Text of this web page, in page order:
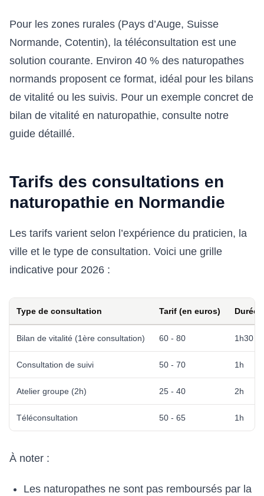
Pour les zones rurales (Pays d’Auge, Suisse
Normande, Cotentin), la téléconsultation est une
solution courante. Environ 40 % des naturopathes
normands proposent ce format, idéal pour les bilans
de vitalité ou les suivis. Pour un exemple concret de
bilan de vitalité en naturopathie, consulte notre
guide détaillé.
Tarifs des consultations en
naturopathie en Normandie
Les tarifs varient selon l’expérience du praticien, la
ville et le type de consultation. Voici une grille
indicative pour 2026 :
Type de consultation Tarif (en euros) Durée
Bilan de vitalité (1ère consultation) 60 - 80 1h30
Consultation de suivi 50 - 70 1h
Atelier groupe (2h) 25 - 40 2h
Téléconsultation 50 - 65 1h
À noter :
Les naturopathes ne sont pas remboursés par la